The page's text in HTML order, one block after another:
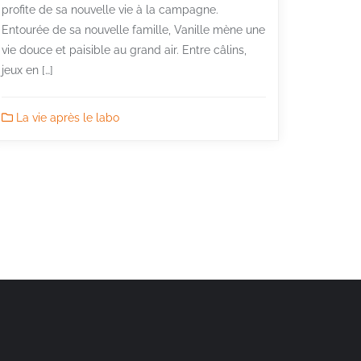
profite de sa nouvelle vie à la campagne.
Entourée de sa nouvelle famille, Vanille mène une
vie douce et paisible au grand air. Entre câlins,
jeux en […]
La vie après le labo